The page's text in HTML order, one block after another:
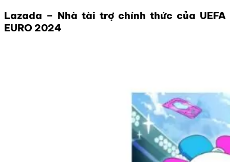
Lazada – Nhà tài trợ chính thức của UEFA
EURO 2024